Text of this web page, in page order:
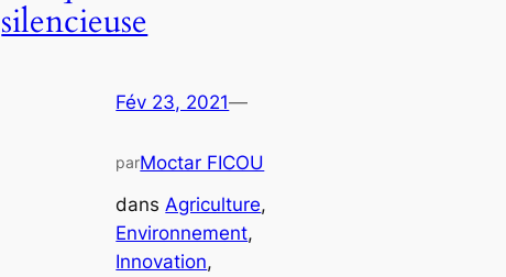
silencieuse
Fév 23, 2021—
parMoctar FICOU
dansAgriculture
Environnement
Innovation